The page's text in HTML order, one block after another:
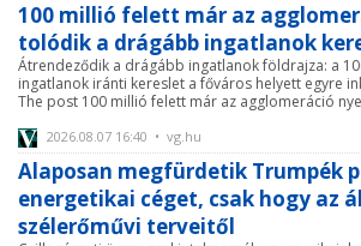
100 millió felett már az
tolódik a drágább ingatlanok
Átrendeződik a drágább ingatlanok földrajza: a
ingatlanok iránti kereslet a főváros helyett egyre
The post 100 millió felett már az agglomeráció
2026.08.07 16:40 • vg.hu
Alaposan megfürdetik Trumpék
energetikai céget, csak hogy az
szélerőművi terveitől